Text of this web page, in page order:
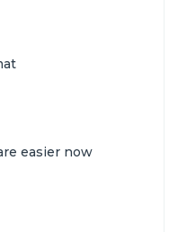
easier now